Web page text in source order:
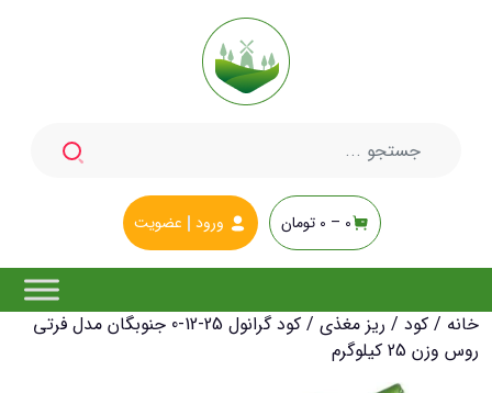
0 –
0 تومان ورود عضویت
خانه / کود / ریز مغذی
/ کود گرانول 25-12-0 جنوبگان مدل فرتی
روس وزن 25 کیلوگرم